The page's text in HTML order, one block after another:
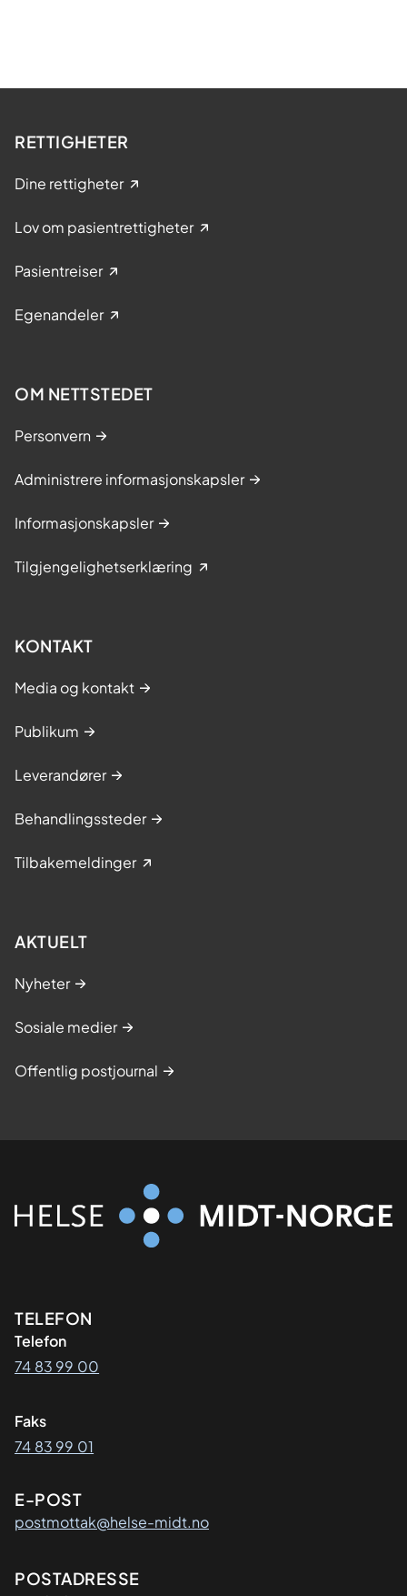
RETTIGHETER
Dine rettigheter
Lov om pasientrettigheter
Pasientreiser
Egenandeler
OM NETTSTEDET
Personvern
Administrere informasjonskapsler
Informasjonskapsler
Tilgjengelighetserklæring
KONTAKT
Media og kontakt
Publikum
Leverandører
Behandlingssteder
Tilbakemeldinger
AKTUELT
Nyheter
Sosiale medier
Offentlig postjournal
Kontaktinformasjon
TELEFON
Telefon
74 83 99 00
Faks
74 83 99 01
E-POST
postmottak@helse-midt.no
Adresse
POSTADRESSE